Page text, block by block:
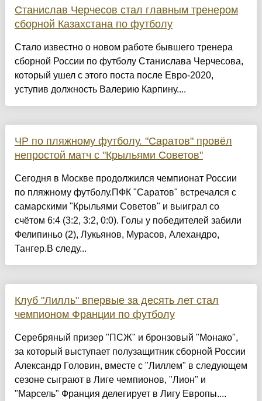
Станислав Черчесов стал главным тренером
сборной Казахстана по футболу
Стало известно о новом работе бывшего тренера
сборной России по футболу Станислава Черчесова,
который ушел с этого поста после Евро-2020,
уступив должность Валерию Карпину....
ЧР по пляжному футболу. "Саратов" провёл
непростой матч с "Крыльями Советов"
Сегодня в Москве продолжился чемпионат России
по пляжному футболу.ПФК "Саратов" встречался с
самарскими "Крыльями Советов" и выиграл со
счётом 6:4 (3:2, 3:2, 0:0). Голы у победителей забили
Фелипиньо (2), Лукьянов, Мурасов, Алехандро,
Тангер.В следу...
Клуб "Лилль" впервые за десять лет стал
чемпионом Франции по футболу
Серебряный призер "ПСЖ" и бронзовый "Монако",
за который выступает полузащитник сборной России
Александр Головин, вместе с "Лиллем" в следующем
сезоне сыграют в Лиге чемпионов, "Лион" и
"Марсель" Франция делегирует в Лигу Европы....